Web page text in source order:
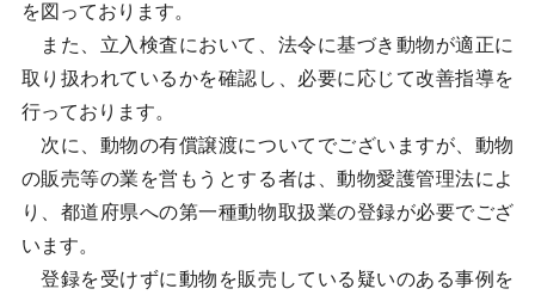
を図っております。
また、立入検査において、法令に基づき動物が適正に
取り扱われているかを確認し、必要に応じて改善指導を
行っております。
次に、動物の有償譲渡についてでございますが、動物
の販売等の業を営もうとする者は、動物愛護管理法によ
り、都道府県への第一種動物取扱業の登録が必要でござ
います。
登録を受けずに動物を販売している疑いのある事例を